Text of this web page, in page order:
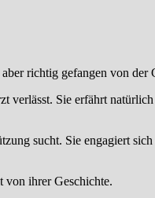
richtig gefangen von der
verlässt. Sie erfährt
sucht. Sie engagiert
von ihrer Geschichte.